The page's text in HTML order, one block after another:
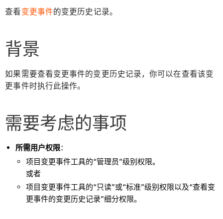
查看变更事件的变更历史记录。
背景
如果需要查看变更事件的变更历史记录，你可以在查看该变
更事件时执行此操作。
需要考虑的事项
所需用户权限：
项目变更事件工具的“管理员”级别权限。
或者
项目变更事件工具的“只读”或“标准”级别权限以及“查看变
更事件的变更历史记录”细分权限。